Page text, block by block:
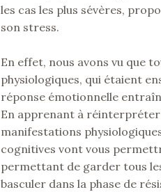
les cas les plus sévères,
son stress.
En effet, nous avons vu que
physiologiques, qui étaient
réponse émotionnelle
En apprenant à
manifestations
cognitives vont vous
permettant de garder tous
basculer dans la phase de